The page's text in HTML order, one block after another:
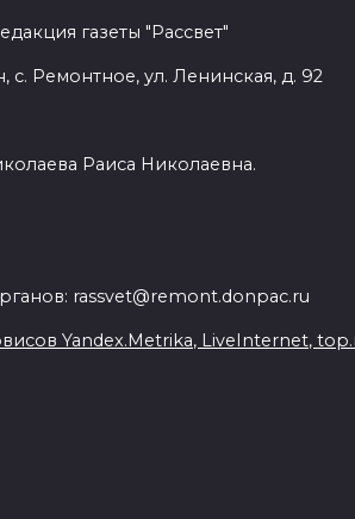
газеты "Рассвет"
Ремонтное, ул. Ленинская, д. 92
Раиса Николаевна.
rassvet@remont.donpac.ru
Yandex.Metrika, LiveInternet,